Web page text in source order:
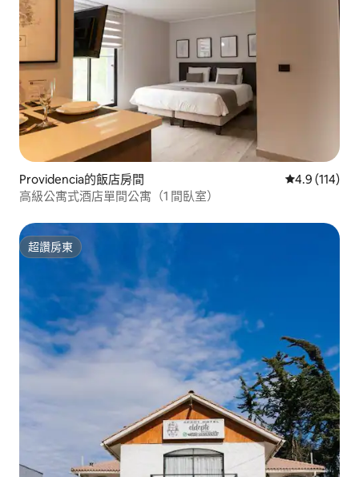
Providencia的飯店房間 從 114 則評
4.9 (114)
高級公寓式酒店單間公寓（1 間臥室）
超讚房東
超讚房東